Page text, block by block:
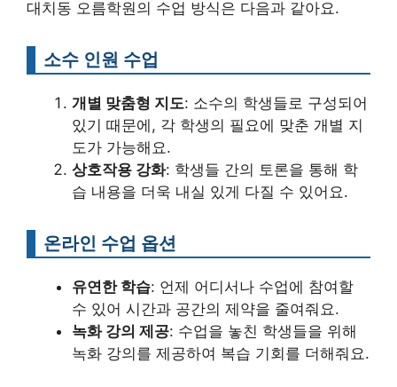
대치동 오름학원의 수업 방식은 다음과 같아요.
소수 인원 수업
개별 맞춤형 지도: 소수의 학생들로 구성되어
있기 때문에, 각 학생의 필요에 맞춘 개별 지
도가 가능해요.
상호작용 강화: 학생들 간의 토론을 통해 학
습 내용을 더욱 내실 있게 다질 수 있어요.
온라인 수업 옵션
유연한 학습: 언제 어디서나 수업에 참여할
수 있어 시간과 공간의 제약을 줄여줘요.
녹화 강의 제공: 수업을 놓친 학생들을 위해
녹화 강의를 제공하여 복습 기회를 더해줘요.